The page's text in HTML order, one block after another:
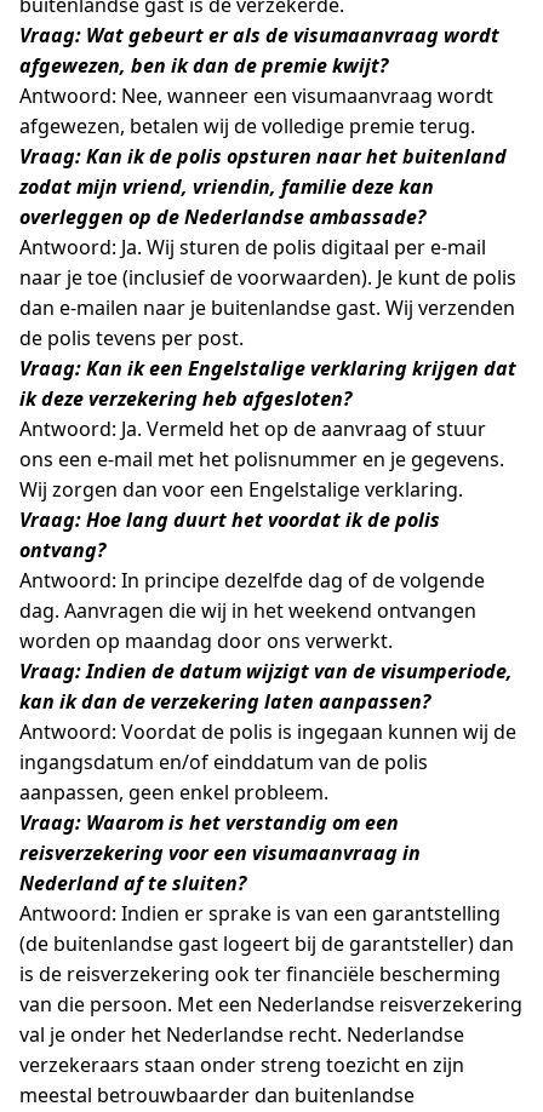
Vraag: Wat gebeurt er als de visumaanvraag wordt
afgewezen, ben ik dan de premie kwijt?
Antwoord: Nee, wanneer een visumaanvraag wordt
afgewezen, betalen wij de volledige premie terug.
Vraag: Kan ik de polis opsturen naar het buitenland
zodat mijn vriend, vriendin, familie deze kan
overleggen op de Nederlandse ambassade?
Antwoord: Ja. Wij sturen de polis digitaal per e-mail
naar je toe (inclusief de voorwaarden). Je kunt de polis
dan e-mailen naar je buitenlandse gast. Wij verzenden
de polis tevens per post.
Vraag: Kan ik een Engelstalige verklaring krijgen dat
ik deze verzekering heb afgesloten?
Antwoord: Ja. Vermeld het op de aanvraag of stuur
ons een e-mail met het polisnummer en je gegevens.
Wij zorgen dan voor een Engelstalige verklaring.
Vraag: Hoe lang duurt het voordat ik de polis
ontvang?
Antwoord: In principe dezelfde dag of de volgende
dag. Aanvragen die wij in het weekend ontvangen
worden op maandag door ons verwerkt.
Vraag: Indien de datum wijzigt van de visumperiode,
kan ik dan de verzekering laten aanpassen?
Antwoord: Voordat de polis is ingegaan kunnen wij de
ingangsdatum en/of einddatum van de polis
aanpassen, geen enkel probleem.
Vraag: Waarom is het verstandig om een
reisverzekering voor een visumaanvraag in
Nederland af te sluiten?
Antwoord: Indien er sprake is van een garantstelling
(de buitenlandse gast logeert bij de garantsteller) dan
is de reisverzekering ook ter financiële bescherming
van die persoon. Met een Nederlandse reisverzekering
val je onder het Nederlandse recht. Nederlandse
verzekeraars staan onder streng toezicht en zijn
meestal betrouwbaarder dan buitenlandse